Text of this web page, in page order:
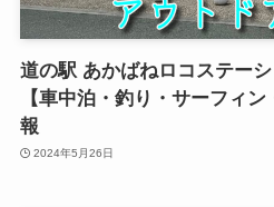
道の駅 あかばねロコステー
【車中泊・釣り・サーフィ
報
2024年5月26日